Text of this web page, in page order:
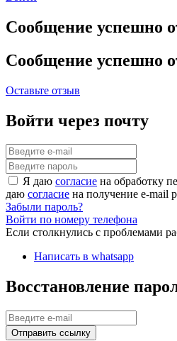
Сообщение успешно
Сообщение успешно
Оставьте отзыв
Войти через почту
Я даю согласие на обработку
даю согласие на получение e-mail
Забыли пароль?
Войти по номеру телефона
Если столкнулись с проблемами
Написать в whatsapp
Восстановление
Отправить ссылку